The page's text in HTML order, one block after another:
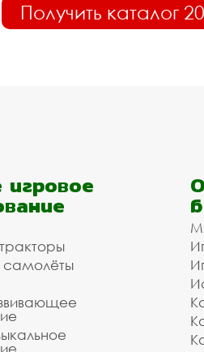
Получить каталог
самолёты